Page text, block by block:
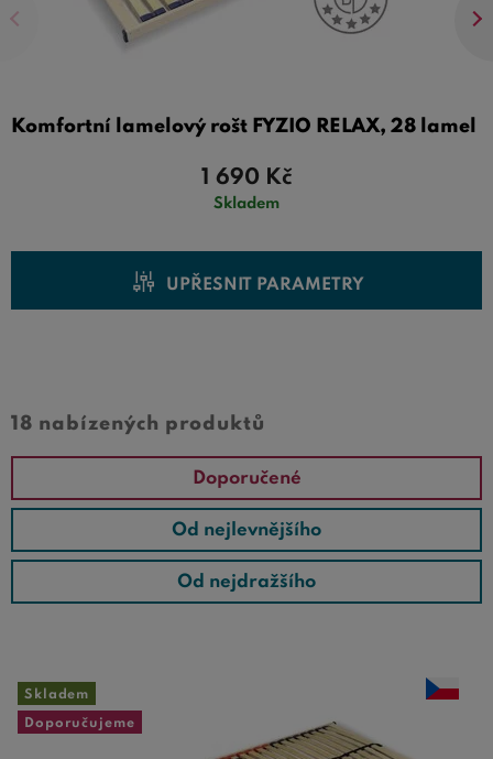
Komfortní lamelový rošt FYZIO RELAX, 28 lamel
Skladem
1 690 Kč
UPŘESNIT PARAMETRY
18 nabízených produktů
Doporučené
Od nejlevnějšího
Od nejdražšího
Skladem
Doporučujeme